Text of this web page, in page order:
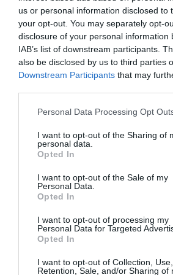
us or personal information disclosed to
your opt-out. You may separately opt-
disclosure of your personal information
IAB’s list of downstream participants.
also be disclosed by us to third parties
Downstream Participants that may
Personal Data Processing Opt
I want to opt-out of the Sharing of
personal data.
Opted In
I want to opt-out of the Sale of my
Personal Data.
Opted In
I want to opt-out of processing my
Personal Data for Targeted
Opted In
I want to opt-out of Collection, Use,
Retention, Sale, and/or Sharing of
Newsletter
Κάθε βδομάδα στο e-mail σας τα
την Τέχνη και τον Πολιτισμό!
Ακολουθήστε το